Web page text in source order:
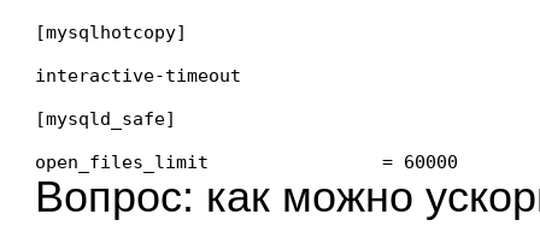
[mysqlhotcopy]
interactive-timeout
[mysqld_safe]
open_files_limit                = 60000
Вопрос: как можно